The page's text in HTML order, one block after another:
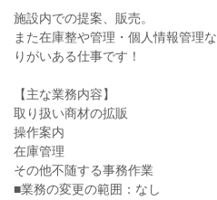
施設内での提案、販売。
また在庫整や管理・個人情報管理
りがいある仕事です！
【主な業務内容】
取り扱い商材の拡販
操作案内
在庫管理
その他不随する事務作業
■業務の変更の範囲：なし